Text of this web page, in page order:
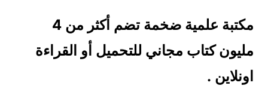
مكتبة علمية ضخمة تضم أكثر من 4
مليون كتاب مجاني للتحميل أو القراءة
اونلاين .